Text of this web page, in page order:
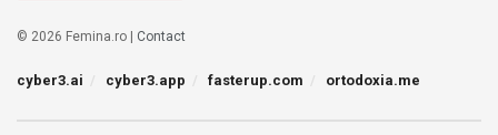
© 2026 Femina.ro | Contact
cyber3.ai cyber3.app fasterup.com ortodoxia.me